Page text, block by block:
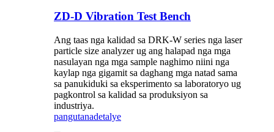
ZD-D Vibration Test Bench
Ang taas nga kalidad sa DRK-W series nga laser
particle size analyzer ug ang halapad nga mga
nasulayan nga mga sample naghimo niini nga
kaylap nga gigamit sa daghang mga natad sama
sa panukiduki sa eksperimento sa laboratoryo ug
pagkontrol sa kalidad sa produksiyon sa
industriya.
pangutanadetalye